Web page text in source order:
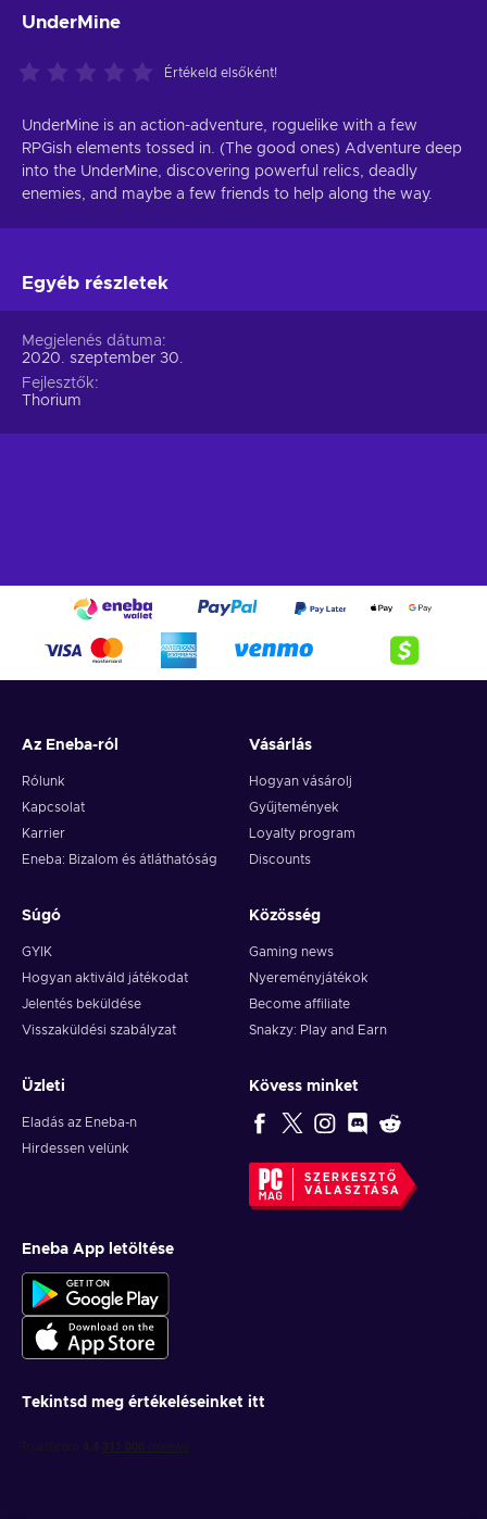
UnderMine
Értékeld elsőként!
UnderMine is an action-adventure, roguelike with a few
RPGish elements tossed in. (The good ones) Adventure deep
into the UnderMine, discovering powerful relics, deadly
enemies, and maybe a few friends to help along the way.
Egyéb részletek
Megjelenés dátuma
2020. szeptember 30.
Fejlesztők
Thorium
Az Eneba-ról
Rólunk
Kapcsolat
Karrier
Eneba: Bizalom és átláthatóság
Vásárlás
Hogyan vásárolj
Gyűjtemények
Loyalty program
Discounts
Súgó
GYIK
Hogyan aktiváld játékodat
Jelentés beküldése
Visszaküldési szabályzat
Közösség
Gaming news
Nyereményjátékok
Become affiliate
Snakzy: Play and Earn
Üzleti
Eladás az Eneba-n
Hirdessen velünk
Kövess minket
SZERKESZTŐ
VÁLASZTÁSA
Eneba App letöltése
Tekintsd meg értékeléseinket itt